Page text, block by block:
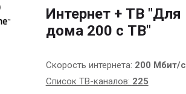
Интернет + ТВ "Для
дома 200 с ТВ"
Скорость интернета: 200 Мбит/с
Список ТВ-каналов: 225